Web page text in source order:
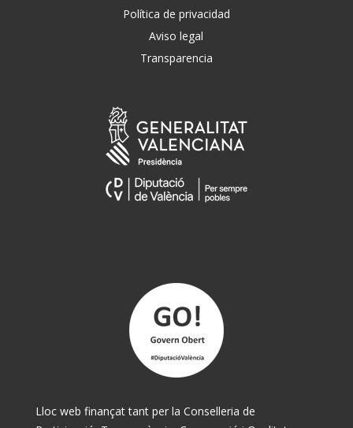
Política de privacidad
Aviso legal
Transparencia
Lloc web finançat tant per la Conselleria de